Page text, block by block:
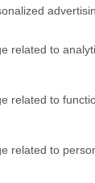
related to
related to
related to